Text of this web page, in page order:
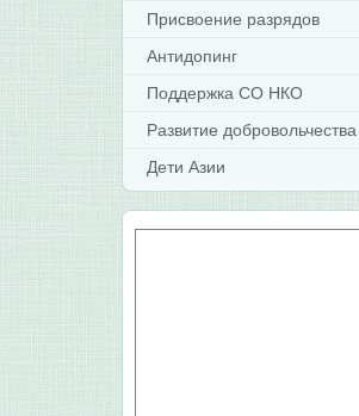
Присвоение разрядов
Антидопинг
Поддержка СО НКО
Развитие добровольчества
Дети Азии